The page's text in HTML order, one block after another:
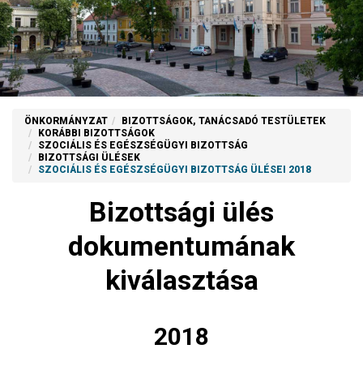
ÖNKORMÁNYZAT
BIZOTTSÁGOK, TANÁCSADÓ TESTÜLETEK
KORÁBBI BIZOTTSÁGOK
SZOCIÁLIS ÉS EGÉSZSÉGÜGYI BIZOTTSÁG
BIZOTTSÁGI ÜLÉSEK
SZOCIÁLIS ÉS EGÉSZSÉGÜGYI BIZOTTSÁG ÜLÉSEI 2018
Bizottsági ülés
dokumentumának
kiválasztása
2018